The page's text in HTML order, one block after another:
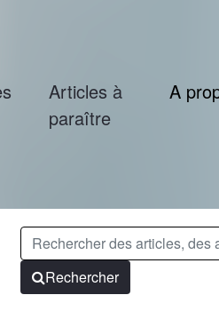
Articles à
paraître
A
Rechercher